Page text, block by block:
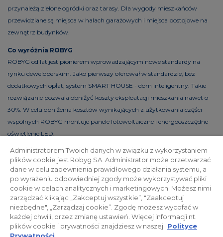
przynależą zielone ogródki oraz tarasy. Dla wygody mieszkańców
przewidziane są miejsca w halach garażowych i miejsca postojowe na
zewnątrz budynków.
Co wyróżnia ROBYG
ROBYG od lat jest pionierem wprowadzającym nowe standardy na
rynku deweloperskim. Jako pierwszy oferował w standardzie, bez
dodatkowych opłat, system SMART HOUSE - dom inteligentny. Takie
rozwiązanie pozwala obniżyć koszty eksploatacji mieszkania nawet o
30%. W celu obniżenia kosztów wynikających z użytkowania części
wspólnych ROBYG montuje panele fotowoltaiczne i energooszczędne
oświetlenie LED.
Polityka prywatności Relacje inwestorskie
Facebook
© 2026 ROBYG. Wszystkie prawa zastrzeżone. Powyższa oferta i
Administratorem Twoich danych w związku z wykorzystaniem
plików cookie jest Robyg SA. Administrator może przetwarzać
dane w celu zapewnienia prawidłowego działania systemu, a
po wyrażeniu odpowiedniej zgody może wykorzystywać pliki
cookie w celach analitycznych i marketingowych. Możesz nimi
zarządzać klikając „Zakceptuj wszystkie”, "Zaakceptuj
niezbędne", „Zarządzaj cookie”. Zgodę możesz wycofać w
każdej chwili, przez zmianę ustawień. Więcej informacji nt.
plików cookie i prywatności znajdziesz w naszej Polityce